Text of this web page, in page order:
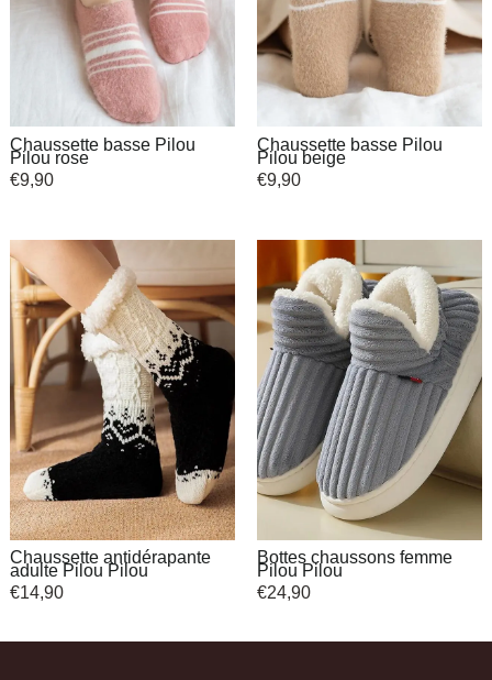
Chaussette basse Pilou
Pilou rose
€9,90
Chaussette basse Pilou
Pilou beige
€9,90
Chaussette antidérapante
adulte Pilou Pilou
€14,90
Bottes chaussons femme
Pilou Pilou
€24,90